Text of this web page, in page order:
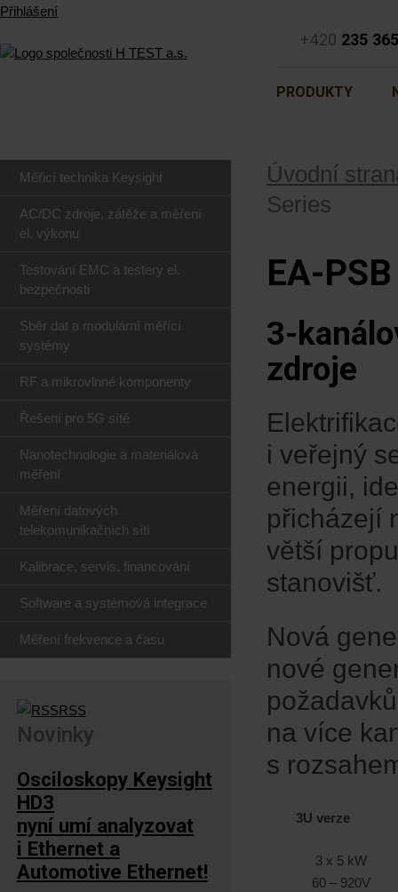
+420 235
PRODUKTY
Přihlášení
Úvodní
Series
EA-
3-
zdroje
i veřejný
energii,
přicházejí
větší
stanovišť.
Nová
nové
na více
s
3U verze
3 x 5 kW
60 – 920V
Měřicí technika Keysight
AC/DC zdroje, zátěže a měření
el. výkonu
Testování EMC a testery el.
bezpečnosti
Sběr dat a modulární měřící
systémy
RF a mikrovlnné komponenty
Řešení pro 5G sítě
Nanotechnologie a materiálová
měření
Měření datových
telekomunikačních sítí
Kalibrace, servis, financování
Software a systémová integrace
Měření frekvence a času
RSS
Novinky
Osciloskopy Keysight
HD3
nyní umí analyzovat
i Ethernet a
Automotive Ethernet!